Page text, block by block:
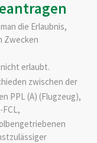
die Erlaubnis,
Zwecken
erlaubt.
zwischen der
PPL (A) (Flugzeug),